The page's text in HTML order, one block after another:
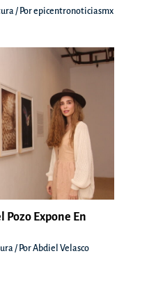
/ Porepicentronoticiasmx
Pozo Expone En
/ PorAbdiel Velasco